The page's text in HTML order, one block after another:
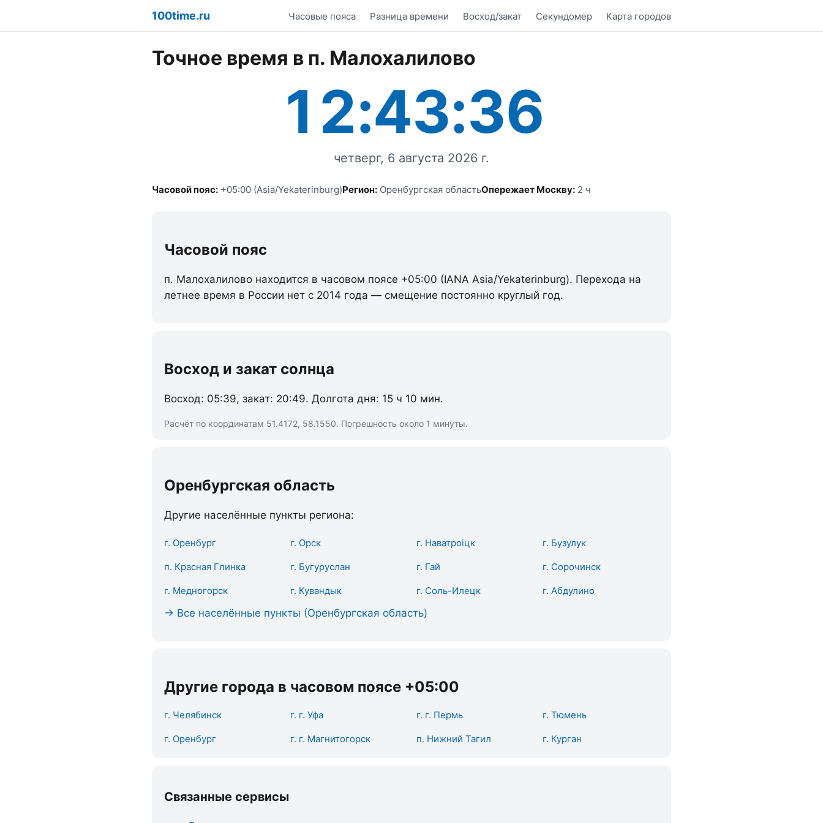
100time.ru Часовые пояса Разница времени Восход/закат Секундомер Карта городов
Точное время в п. Малохалилово
12:43:36
четверг, 6 августа 2026 г.
Часовой пояс: +05:00 (Asia/Yekaterinburg)Регион: Оренбургская областьОпережает Москву: 2 ч
Часовой пояс
п. Малохалилово находится в часовом поясе +05:00 (IANA Asia/Yekaterinburg). Перехода на
летнее время в России нет с 2014 года — смещение постоянно круглый год.
Восход и закат солнца
Восход: 05:39, закат: 20:49. Долгота дня: 15 ч 10 мин.
Расчёт по координатам 51.4172, 58.1550. Погрешность около 1 минуты.
Оренбургская область
Другие населённые пункты региона:
г. Оренбург г. Орск г. Наватроіцк г. Бузулук
п. Красная Глинка г. Бугуруслан г. Гай г. Сорочинск
г. Медногорск г. Кувандык г. Соль-Илецк г. Абдулино
→ Все населённые пункты (Оренбургская область)
Другие города в часовом поясе +05:00
г. Челябинск г. г. Уфа г. г. Пермь г. Тюмень
г. Оренбург г. г. Магнитогорск п. Нижний Тагил г. Курган
Связанные сервисы